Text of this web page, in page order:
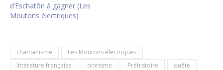
d’Eschatôn à gagner (Les
Moutons électriques)
chamanisme
Les Moutons électriques
littérature française
onirisme Préhistoire
quête